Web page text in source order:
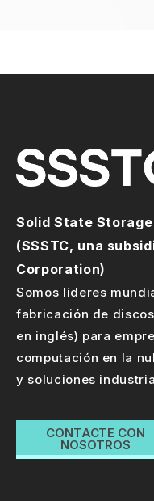
Solid State
(SSSTC, una
Corporation)
Somos líderes
fabricación de
en inglés) para
computación en la
y soluciones
CONTACTE CON
NOSOTROS